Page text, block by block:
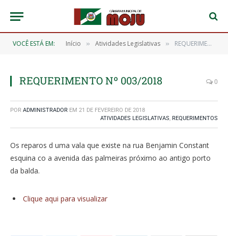
VOCÊ ESTÁ EM: Início » Atividades Legislativas » REQUERIMENTO Nº 003/2018
REQUERIMENTO Nº 003/2018 0
POR ADMINISTRADOR EM 21 DE FEVEREIRO DE 2018
ATIVIDADES LEGISLATIVAS, REQUERIMENTOS
Os reparos d uma vala que existe na rua Benjamin Constant
esquina co a avenida das palmeiras próximo ao antigo porto
da balda.
Clique aqui para visualizar